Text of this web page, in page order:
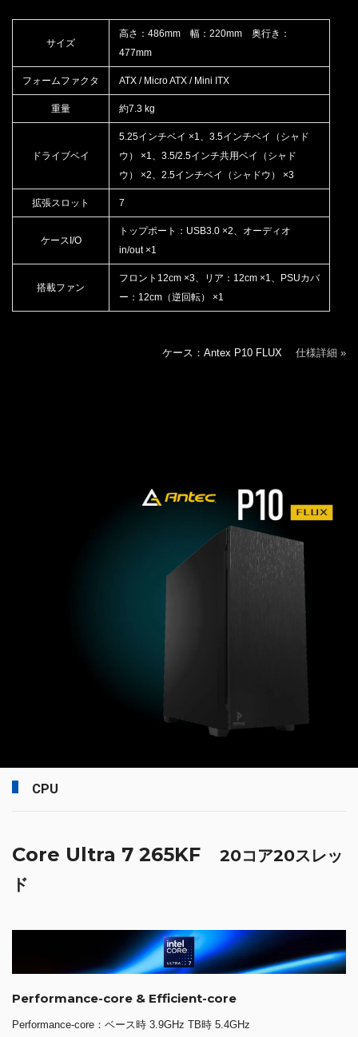
サイズ
高さ：486mm 幅：220mm 奥行き：
477mm
フォームファクタ ATX / Micro ATX / Mini ITX
重量 約7.3 kg
ドライブベイ
5.25インチベイ ×1、3.5インチベイ（シャド
ウ） ×1、3.5/2.5インチ共用ベイ（シャド
ウ） ×2、2.5インチベイ（シャドウ） ×3
拡張スロット 7
ケースI/O
トップポート：USB3.0 ×2、オーディオ
in/out ×1
搭載ファン
フロント12cm ×3、リア：12cm ×1、PSUカバ
ー：12cm（逆回転） ×1
ケース：Antex P10 FLUX 仕様詳細 »
CPU
Core Ultra 7 265KF 20コア20スレッ
ド
Performance-core & Efficient-core
Performance-core：ベース時 3.9GHz TB時 5.4GHz